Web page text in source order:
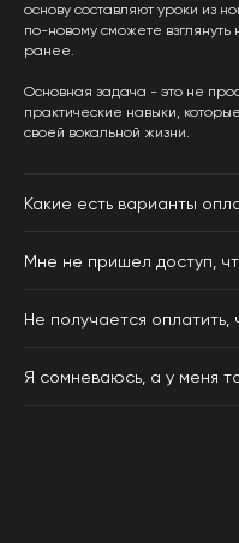
основу составляют уроки из
по-новому сможете
ранее.
Основная задача - это не
практические навыки,
своей вокальной жизни.
Какие есть варианты
Мне не пришел доступ,
Не получается оплатить,
Я сомневаюсь, а у меня